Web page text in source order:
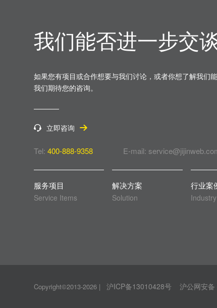
我们能否进一步交
如果您有项目或合作想要与我们讨论，或者你想了解我们
我们期待您的咨询。
立即咨询
Tel:400-888-9358 E-mail:
服务项目
Service Items
解决方案
Solution
行业案
Copyright©2013-2026 | 沪ICP备13010428号 沪公网安